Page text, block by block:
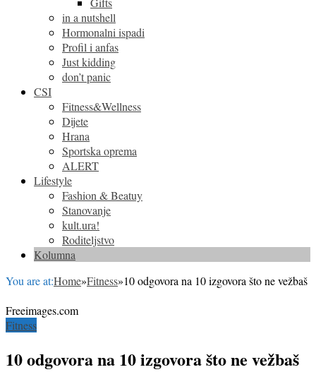
in a nutshell
Hormonalni ispadi
Profil i anfas
Just kidding
don’t panic
CSI
Fitness&Wellness
Dijete
Hrana
Sportska oprema
ALERT
Lifestyle
Fashion & Beatuy
Stanovanje
kult.ura!
Roditeljstvo
Kolumna
You are at:Home»Fitness»10 odgovora na 10 izgovora što ne vežbaš
Freeimages.com
Fitness
10 odgovora na 10 izgovora što ne vežbaš